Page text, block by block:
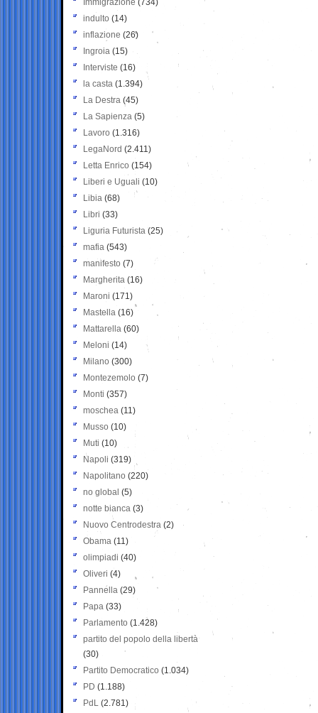
Immigrazione (734)
indulto (14)
inflazione (26)
Ingroia (15)
Interviste (16)
la casta (1.394)
La Destra (45)
La Sapienza (5)
Lavoro (1.316)
LegaNord (2.411)
Letta Enrico (154)
Liberi e Uguali (10)
Libia (68)
Libri (33)
Liguria Futurista (25)
mafia (543)
manifesto (7)
Margherita (16)
Maroni (171)
Mastella (16)
Mattarella (60)
Meloni (14)
Milano (300)
Montezemolo (7)
Monti (357)
moschea (11)
Musso (10)
Muti (10)
Napoli (319)
Napolitano (220)
no global (5)
notte bianca (3)
Nuovo Centrodestra (2)
Obama (11)
olimpiadi (40)
Oliveri (4)
Pannella (29)
Papa (33)
Parlamento (1.428)
partito del popolo della libertà
(30)
Partito Democratico (1.034)
PD (1.188)
PdL (2.781)